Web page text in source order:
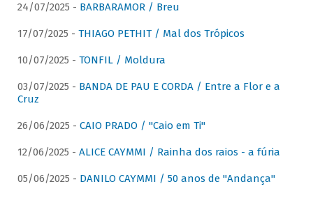
24/07/2025 - BARBARAMOR / Breu
17/07/2025 - THIAGO PETHIT / Mal dos Trópicos
10/07/2025 - TONFIL / Moldura
03/07/2025 - BANDA DE PAU E CORDA / Entre a Flor e a
Cruz
26/06/2025 - CAIO PRADO / "Caio em Ti"
12/06/2025 - ALICE CAYMMI / Rainha dos raios - a fúria
05/06/2025 - DANILO CAYMMI / 50 anos de "Andança"